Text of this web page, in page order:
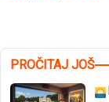
PROČITAJ JOŠ